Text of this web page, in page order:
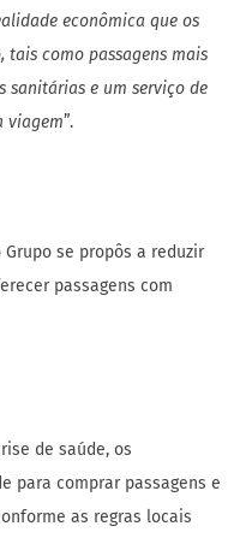
econômica que os
como passagens mais
sanitárias e um serviço de
viagem”.
se propôs a reduzir
passagens com
de saúde, os
para comprar passagens e
as regras locais